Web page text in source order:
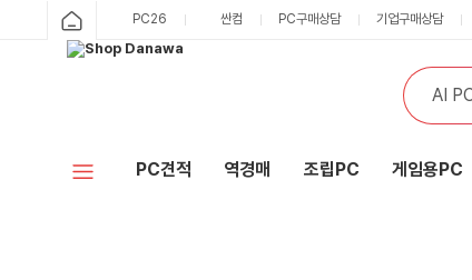
PC26 싼컴 PC구매상담 기업구매상담
PC견적 역경매 조립PC 게임용PC